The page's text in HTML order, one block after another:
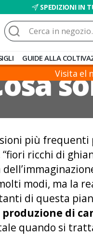
SPEDIZIONI IN
Cerca:
GUIDE ALLA
Visita el
più frequenti
ricchi di
modi, ma la
di questa
di
quando si